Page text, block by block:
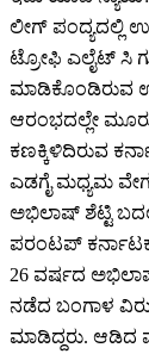
ಲೀಗ್ ಪಂದ್ಯದಲ್ಲಿ
ಟ್ರೋಫಿ ಎಲೈಟ್ ಸಿ
ಮಾಡಿಕೊಂಡಿರುವ
ಆರಂಭದಲ್ಲೇ
ಕಣಕ್ಕಿಳಿದಿರುವ
ಎಡಗೈ ಮಧ್ಯಮ
ಅಭಿಲಾಷ್ ಶೆಟ್ಟಿ
ಪರಂಟಪ್
26 ವರ್ಷದ
ನಡೆದ ಬಂಗಾಳ
ಮಾಡಿದ್ದರು. ಆಡಿದ